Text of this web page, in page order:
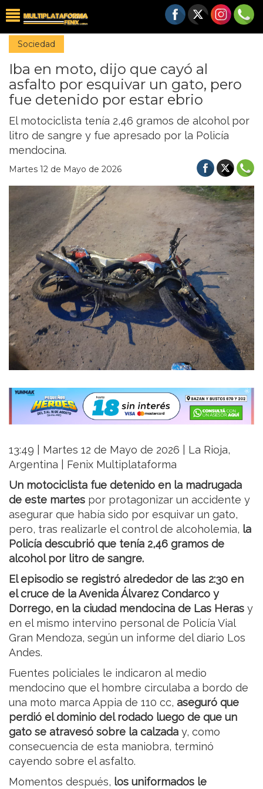
Sociedad
Iba en moto, dijo que cayó al
asfalto por esquivar un gato, pero
fue detenido por estar ebrio
El motociclista tenía 2,46 gramos de alcohol por
litro de sangre y fue apresado por la Policía
mendocina.
Martes 12 de Mayo de 2026
13:49 | Martes 12 de Mayo de 2026 | La Rioja,
Argentina | Fenix Multiplataforma
Un motociclista fue detenido en la madrugada
de este martes por protagonizar un accidente y
asegurar que había sido por esquivar un gato,
pero, tras realizarle el control de alcoholemia, la
Policía descubrió que tenía 2,46 gramos de
alcohol por litro de sangre.
El episodio se registró alrededor de las 2:30 en
el cruce de la Avenida Álvarez Condarco y
Dorrego, en la ciudad mendocina de Las Heras y
en el mismo intervino personal de Policía Vial
Gran Mendoza, según un informe del diario Los
Andes.
Fuentes policiales le indicaron al medio
mendocino que el hombre circulaba a bordo de
una moto marca Appia de 110 cc, aseguró que
perdió el dominio del rodado luego de que un
gato se atravesó sobre la calzada y, como
consecuencia de esta maniobra, terminó
cayendo sobre el asfalto.
Momentos después, los uniformados le